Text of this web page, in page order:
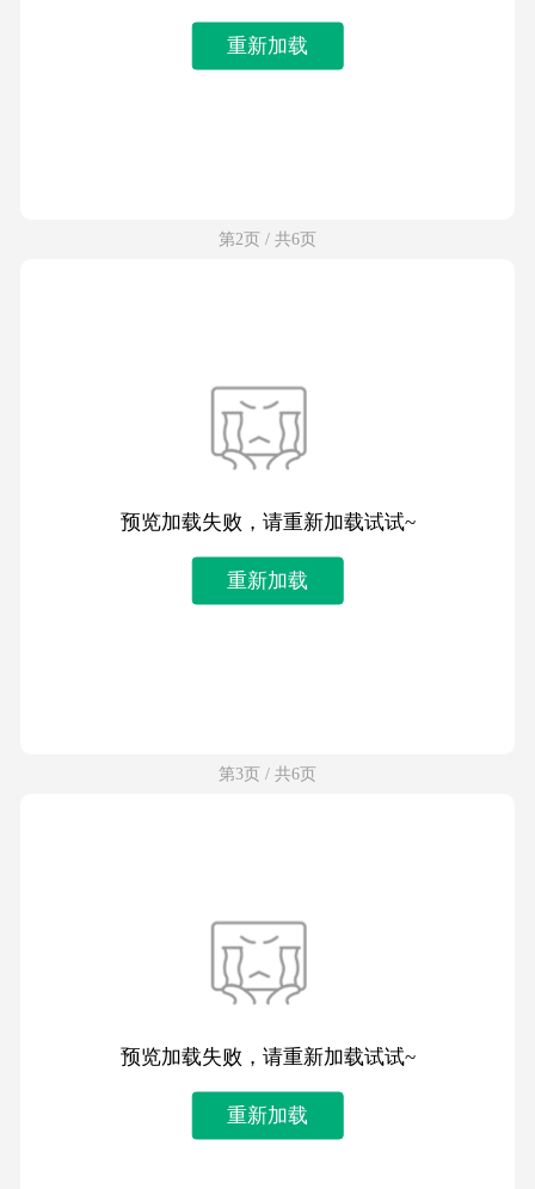
重新加载
第2页 / 共6页
预览加载失败，请重新加载试试~
重新加载
第3页 / 共6页
预览加载失败，请重新加载试试~
重新加载